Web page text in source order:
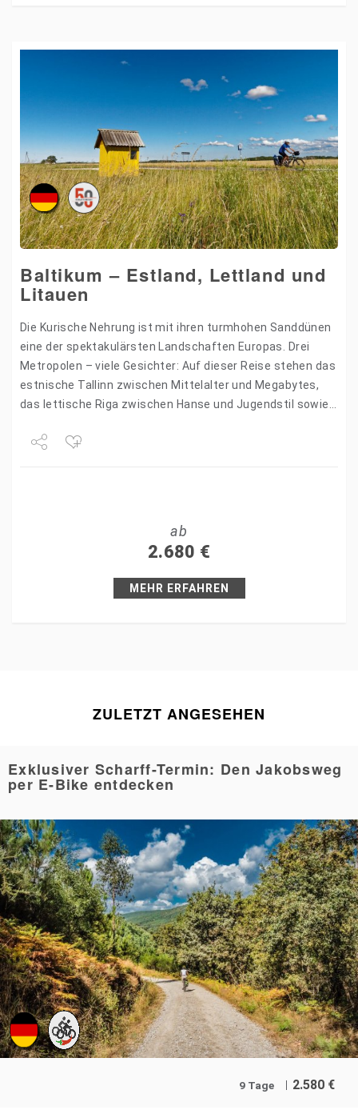
Baltikum – Estland, Lettland und
Litauen
Die Kurische Nehrung ist mit ihren turmhohen Sanddünen
eine der spektakulärsten Landschaften Europas. Drei
Metropolen – viele Gesichter: Auf dieser Reise stehen das
estnische Tallinn zwischen Mittelalter und Megabytes,
das lettische Riga zwischen Hanse und Jugendstil sowie
ab
2.680 €
MEHR ERFAHREN
ZULETZT ANGESEHEN
Exklusiver Scharff-Termin: Den Jakobsweg
per E-Bike entdecken
9 Tage 2.580 €